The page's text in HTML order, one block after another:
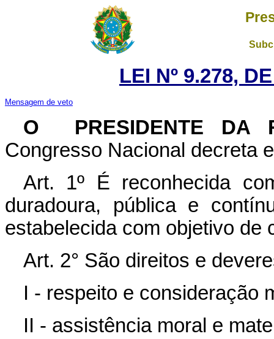
LEI Nº 9.278,
Mensagem de veto
O PRESIDENTE DA
Congresso Nacional decreta
Art. 1º É reconhecida
duradoura, pública e
estabelecida com objetivo de
Art. 2° São direitos e
I - respeito e consideração
II - assistência moral e